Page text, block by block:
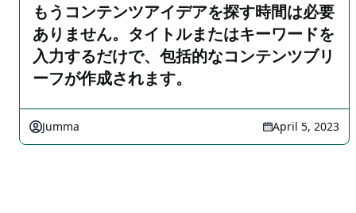
もうコンテンツアイデアを探す時間は必要
ありません。タイトルまたはキーワードを
入力するだけで、包括的なコンテンツブリ
ーフが作成されます。
Jumma April 5, 2023